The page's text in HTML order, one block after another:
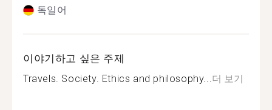
독일어
이야기하고 싶은 주제
Travels. Society. Ethics and philosophy...더 보기